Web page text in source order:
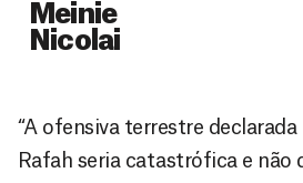
Meinie
Nicolai
“A ofensiva terrestre
Rafah seria catastrófica e não